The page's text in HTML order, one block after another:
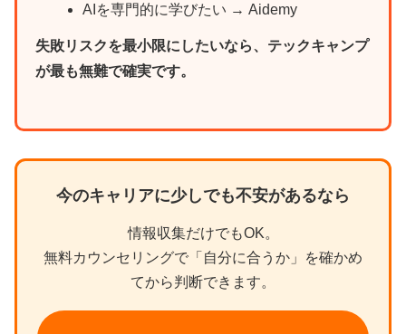
AIを専門的に学びたい → Aidemy
失敗リスクを最小限にしたいなら、 テックキャンプ
が最も無難で確実です。
今のキャリアに少しでも不安があるなら
情報収集だけでもOK。
無料カウンセリングで「自分に合うか」を確かめ
てから判断できます。